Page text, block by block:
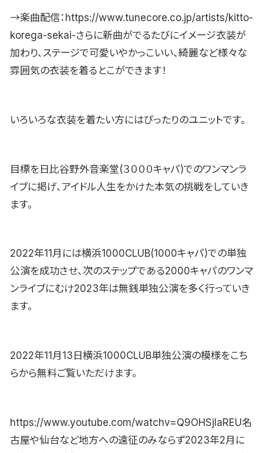
→楽曲配信：https://www.tunecore.co.jp/artists/kitto-
korega-sekai-さらに新曲がでるたびにイメージ衣装が
加わり、ステージで可愛いやかっこいい、綺麗など様々な
雰囲気の衣装を着るとこができます！
いろいろな衣装を着たい方にはぴったりのユニットです。
目標を日比谷野外音楽堂(３０００キャパ)でのワンマンラ
イブに掲げ、アイドル人生をかけた本気の挑戦をしていき
ます。
2022年11月には横浜1000CLUB(1000キャパ)での単独
公演を成功させ、次のステップである2000キャパのワンマ
ンライブにむけ2023年は無銭単独公演を多く行っていき
ます。
2022年11月13日横浜1000CLUB単独公演の模様をこち
らから無料ご覧いただけます。
https://www.youtube.com/watchv=Q9OHSjIaREU名
古屋や仙台など地方への遠征のみならず2023年2月に